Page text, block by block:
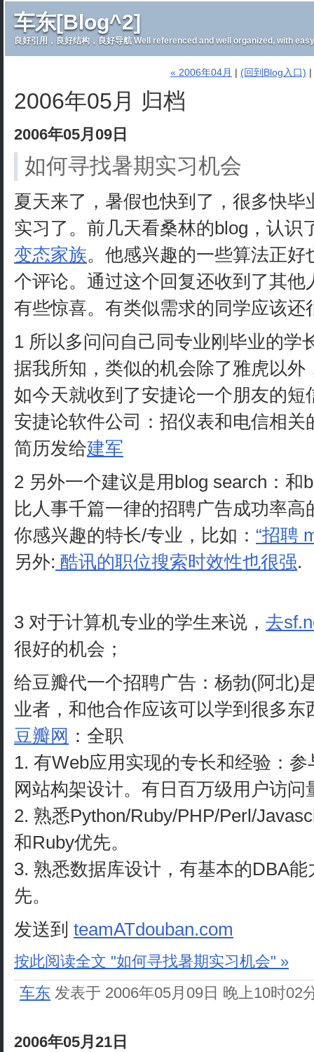
车东[Blog^2]
良好引用，良好结构，良好导航 Well referenced and well organized, with
« 2006年04月 | (回到Blog入口) |
2006年05月 归档
2006年05月09日
如何寻找暑期实习机会
夏天来了，暑假也快到了，很多快
实习了。前几天看桑林的blog，认识
变态家族。他感兴趣的一些算法正
个评论。通过这个回复还收到了其
有些惊喜。有类似需求的同学应该还
1 所以多问问自己同专业刚毕业的学
据我所知，类似的机会除了雅虎以
如今天就收到了安捷论一个朋友的短
安捷论软件公司：招仪表和电信相
简历发给建军
2 另外一个建议是用blog search：和
比人事千篇一律的招聘广告成功率
你感兴趣的特长/专业，比如： “招聘
另外: 酷讯的职位搜索时效性也很强.
3 对于计算机专业的学生来说， 去
很好的机会；
给豆瓣代一个招聘广告：杨勃(阿北)
业者，和他合作应该可以学到很多东
豆瓣网 ：全职
1. 有Web应用实现的专长和经验：
网站构架设计。有日百万级用户访
2. 熟悉Python/Ruby/PHP/Perl/
和Ruby优先。
3. 熟悉数据库设计，有基本的DBA
先。
发送到 teamATdouban.com
按此阅读全文 "如何寻找暑期实习机会" »
车东 发表于 2006年05月09日 晚上10时02
2006年05月21日